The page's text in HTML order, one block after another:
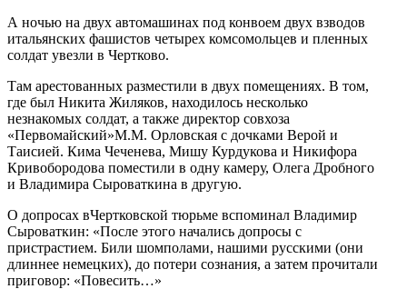
А ночью на двух автомашинах под конвоем двух взводов
итальянских фашистов четырех комсомольцев и пленных
солдат увезли в Чертково.
Там арестованных разместили в двух помещениях. В том,
где был Никита Жиляков, находилось несколько
незнакомых солдат, а также директор совхоза
«Первомайский»М.М. Орловская с дочками Верой и
Таисией. Кима Чеченева, Мишу Курдукова и Никифора
Кривобородова поместили в одну камеру, Олега Дробного
и Владимира Сыроваткина в другую.
О допросах вЧертковской тюрьме вспоминал Владимир
Сыроваткин: «После этого начались допросы с
пристрастием. Били шомполами, нашими русскими (они
длиннее немецких), до потери сознания, а затем прочитали
приговор: «Повесить…»